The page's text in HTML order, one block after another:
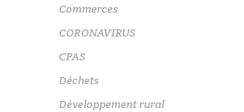
Commerces
CORONAVIRUS
CPAS
Déchets
Développement rural